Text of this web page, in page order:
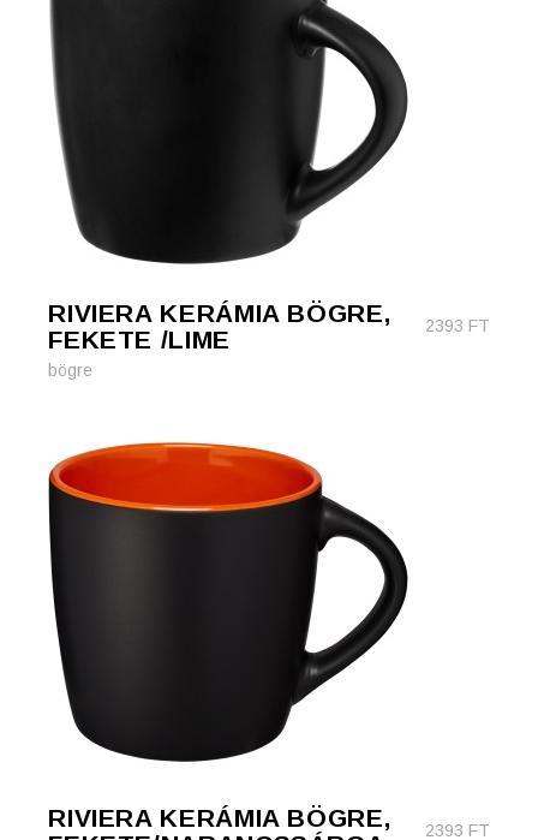
RIVIERA KERÁMIA BÖGRE,
FEKETE /LIME
2393 FT
bögre
RIVIERA KERÁMIA BÖGRE,
2393 FT